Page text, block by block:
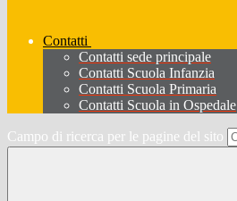
Contatti
Contatti sede principale
Contatti Scuola Infanzia
Contatti Scuola Primaria
Contatti Scuola in Ospedale
Campo di ricerca per le pagine del sito